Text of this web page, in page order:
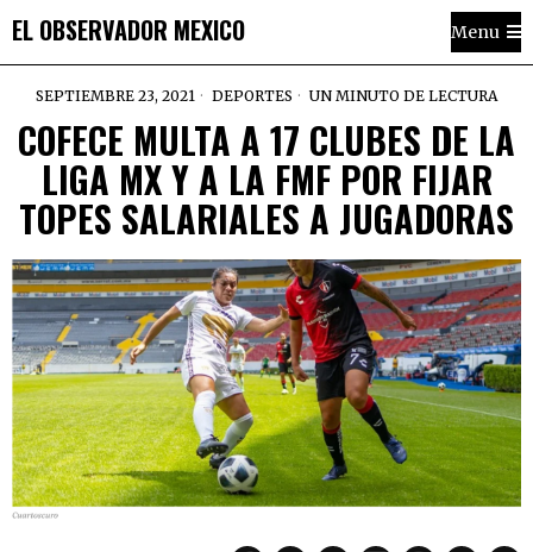
EL OBSERVADOR MEXICO Menu
SEPTIEMBRE 23, 2021 DEPORTES UN MINUTO DE LECTURA
COFECE MULTA A 17 CLUBES DE LA
LIGA MX Y A LA FMF POR FIJAR
TOPES SALARIALES A JUGADORAS